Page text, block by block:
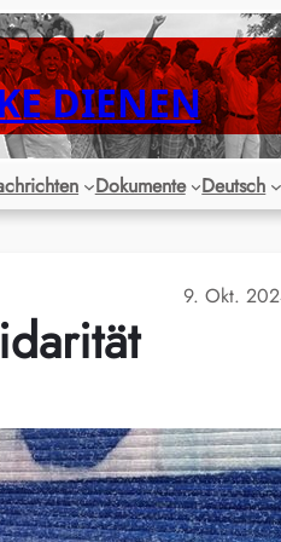
DIENEN
Dokumente Deutsch
9. Okt.